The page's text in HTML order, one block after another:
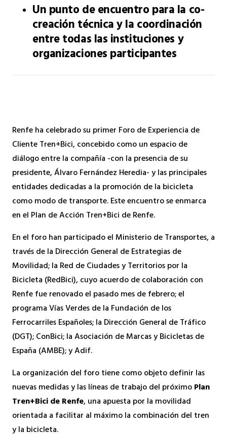
Un punto de encuentro para la co-
creación técnica y la coordinación
entre todas las instituciones y
organizaciones participantes
Renfe ha celebrado su primer Foro de Experiencia de
Cliente Tren+Bici, concebido como un espacio de
diálogo entre la compañía -con la presencia de su
presidente, Álvaro Fernández Heredia- y las principales
entidades dedicadas a la promoción de la bicicleta
como modo de transporte. Este encuentro se enmarca
en el Plan de Acción Tren+Bici de Renfe.
En el foro han participado el Ministerio de Transportes, a
través de la Dirección General de Estrategias de
Movilidad; la Red de Ciudades y Territorios por la
Bicicleta (RedBici), cuyo acuerdo de colaboración con
Renfe fue renovado el pasado mes de febrero; el
programa Vías Verdes de la Fundación de los
Ferrocarriles Españoles; la Dirección General de Tráfico
(DGT); ConBici; la Asociación de Marcas y Bicicletas de
España (AMBE); y Adif.
La organización del foro tiene como objeto definir las
nuevas medidas y las líneas de trabajo del próximoPlan
Tren+Bici de Renfe, una apuesta por la movilidad
orientada a facilitar al máximo la combinación del tren
y la bicicleta.